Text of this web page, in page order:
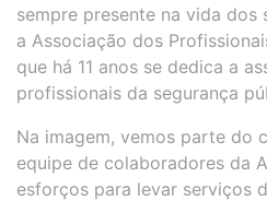
sempre presente na vida dos
a Associação dos
que há 11 anos se dedica a
profissionais da segurança
Na imagem, vemos parte do
equipe de colaboradores da
esforços para levar serviços